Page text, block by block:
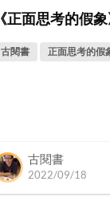
《正面思考的假
古閱書 正面思考的假
古閱書
2022/09/18